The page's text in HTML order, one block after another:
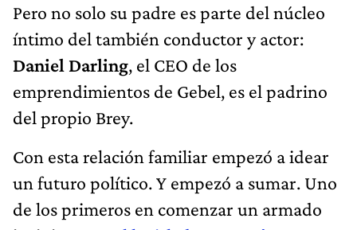
Pero no solo su padre es parte del núcleo
íntimo del también conductor y actor:
Daniel Darling, el CEO de los
emprendimientos de Gebel, es el padrino
del propio Brey.
Con esta relación familiar empezó a idear
un futuro político. Y empezó a sumar. Uno
de los primeros en comenzar un armado